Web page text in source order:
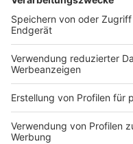
KONTAKT UND IMPRESSUM
AGB